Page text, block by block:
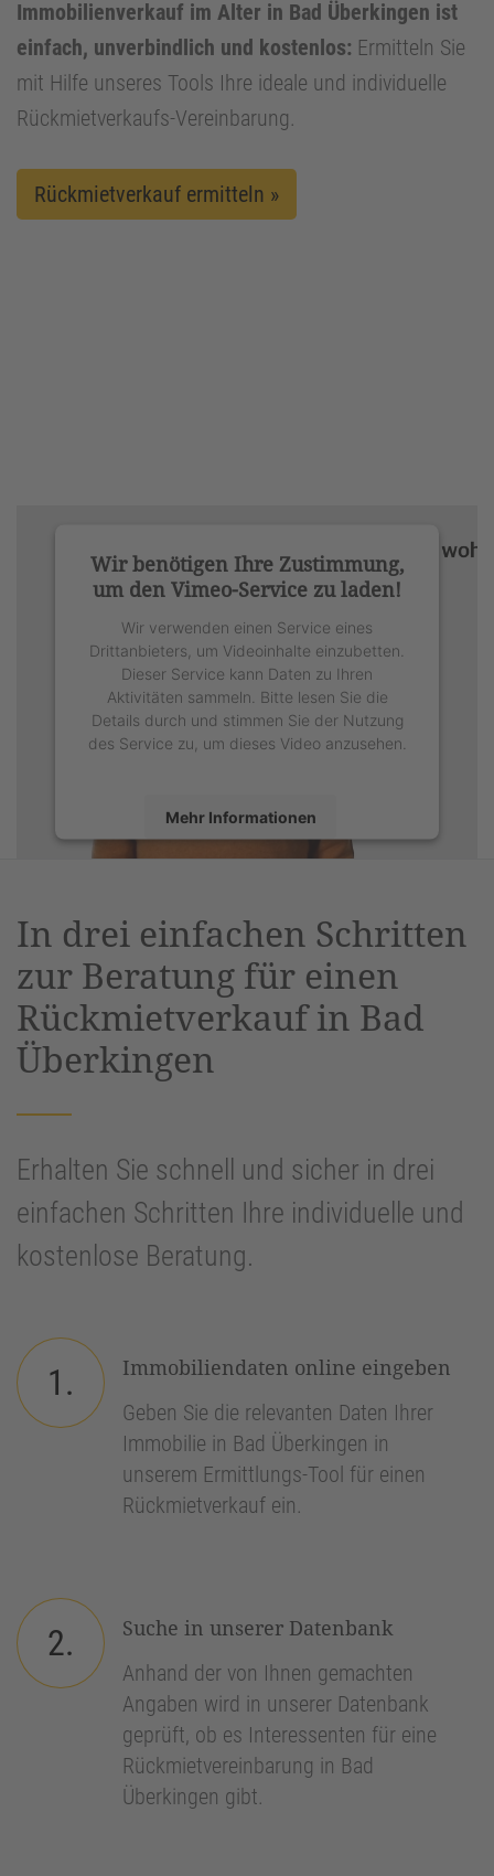
Immobilienverkauf im Alter in Bad Überkingen ist
einfach, unverbindlich und kostenlos: Ermitteln Sie
mit Hilfe unseres Tools Ihre ideale und individuelle
Rückmietverkaufs-Vereinbarung.
Rückmietverkauf ermitteln »
Wir benötigen Ihre Zustimmung,
um den Vimeo-Service zu laden!
Wir verwenden einen Service eines
Drittanbieters, um Videoinhalte einzubetten.
Dieser Service kann Daten zu Ihren
Aktivitäten sammeln. Bitte lesen Sie die
Details durch und stimmen Sie der Nutzung
des Service zu, um dieses Video anzusehen.
Mehr Informationen
Management Platform&eRecht24
In drei einfachen Schritten
zur Beratung für einen
Rückmietverkauf in Bad
Überkingen
Erhalten Sie schnell und sicher in drei
einfachen Schritten Ihre individuelle und
kostenlose Beratung.
1.
Immobiliendaten online eingeben
Geben Sie die relevanten Daten Ihrer
Immobilie in Bad Überkingen in
unserem Ermittlungs-Tool für einen
Rückmietverkauf ein.
2.
Suche in unserer Datenbank
Anhand der von Ihnen gemachten
Angaben wird in unserer Datenbank
geprüft, ob es Interessenten für eine
Rückmietvereinbarung in Bad
Überkingen gibt.